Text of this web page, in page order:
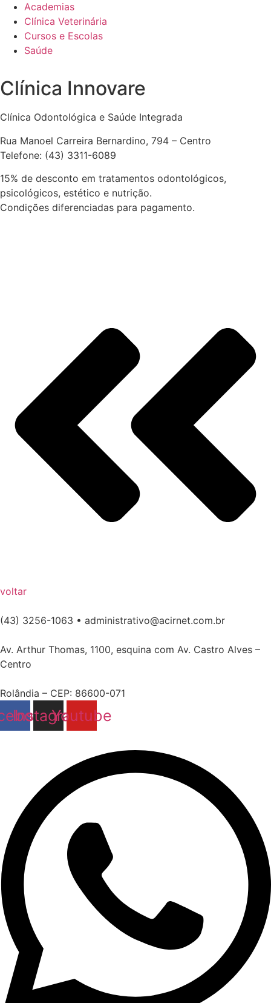
Academias
Clínica Veterinária
Cursos e Escolas
Saúde
Clínica Innovare
Clínica Odontológica e Saúde Integrada
Rua Manoel Carreira Bernardino, 794 – Centro
Telefone: (43) 3311-6089
15% de desconto em tratamentos odontológicos,
psicológicos, estético e nutrição.
Condições diferenciadas para pagamento.
voltar
(43) 3256-1063 • administrativo@acirnet.com.br
Av. Arthur Thomas, 1100, esquina com Av. Castro Alves –
Centro
Rolândia – CEP: 86600-071
Instagram
Youtube